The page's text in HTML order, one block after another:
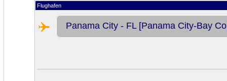
Flughafen
Panama City - FL [Panama City-Bay